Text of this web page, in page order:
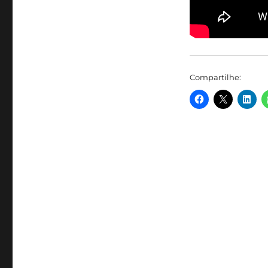
Compartilhe: